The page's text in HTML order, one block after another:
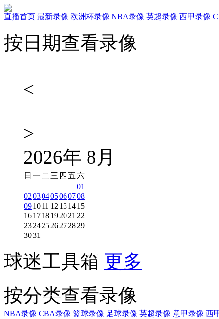
直播首页 最新录像 欧洲杯录像 NBA录像 英超录像 西甲录像
按日期查看录像
<
>
2026年 8 月
日 一 二 三 四 五 六
01
02030405060708
091011 12 131415
161718192021 22
23242526272829
3031
球迷工具箱 更多
按分类查看录像
NBA录像 CBA录像 篮球录像 足球录像 英超录像 意甲录像 西